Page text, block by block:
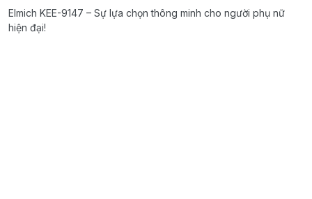
Elmich KEE-9147 – Sự lựa chọn thông minh cho người phụ nữ
hiện đại!